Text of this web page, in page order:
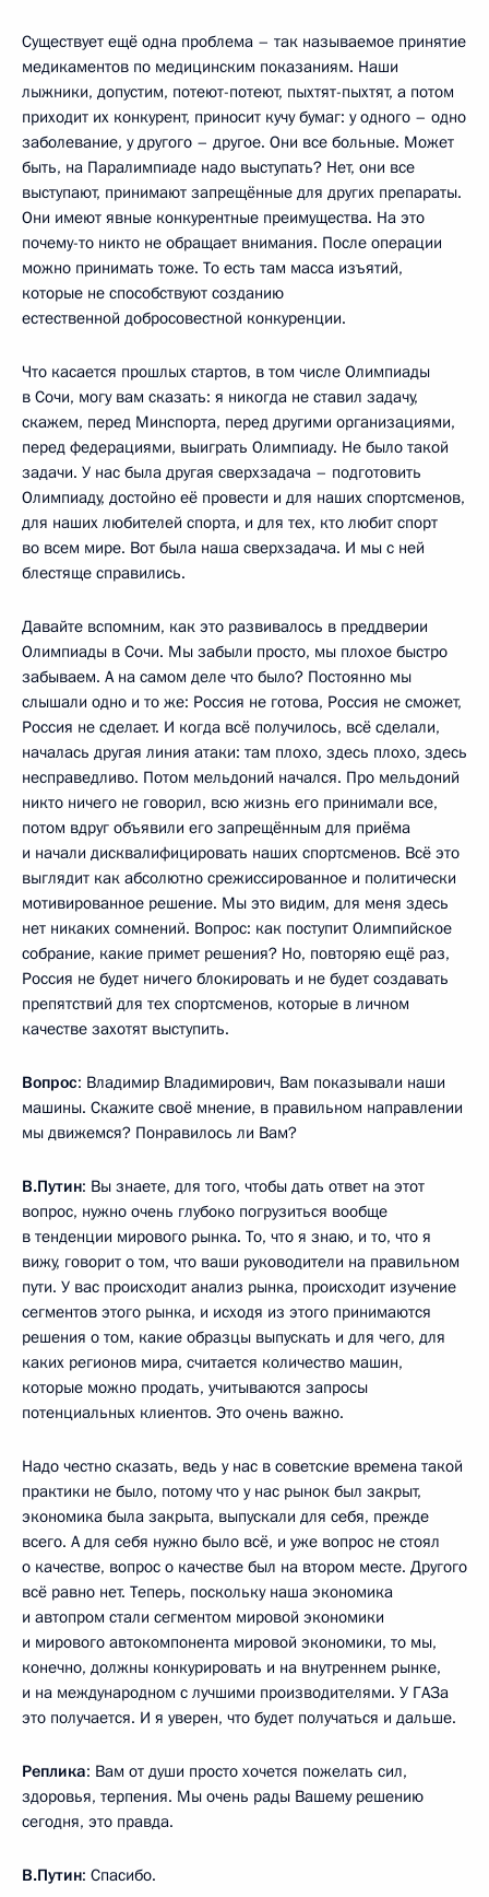
Существует ещё одна проблема – так называемое принятие
медикаментов по медицинским показаниям. Наши
лыжники, допустим, потеют-потеют, пыхтят-пыхтят, а потом
приходит их конкурент, приносит кучу бумаг: у одного – одно
заболевание, у другого – другое. Они все больные. Может
быть, на Паралимпиаде надо выступать? Нет, они все
выступают, принимают запрещённые для других препараты.
Они имеют явные конкурентные преимущества. На это
почему-то никто не обращает внимания. После операции
можно принимать тоже. То есть там масса изъятий,
которые не способствуют созданию
естественной добросовестной конкуренции.
Что касается прошлых стартов, в том числе Олимпиады
в Сочи, могу вам сказать: я никогда не ставил задачу,
скажем, перед Минспорта, перед другими организациями,
перед федерациями, выиграть Олимпиаду. Не было такой
задачи. У нас была другая сверхзадача – подготовить
Олимпиаду, достойно её провести и для наших спортсменов,
для наших любителей спорта, и для тех, кто любит спорт
во всем мире. Вот была наша сверхзадача. И мы с ней
блестяще справились.
Давайте вспомним, как это развивалось в преддверии
Олимпиады в Сочи. Мы забыли просто, мы плохое быстро
забываем. А на самом деле что было? Постоянно мы
слышали одно и то же: Россия не готова, Россия не сможет,
Россия не сделает. И когда всё получилось, всё сделали,
началась другая линия атаки: там плохо, здесь плохо, здесь
несправедливо. Потом мельдоний начался. Про мельдоний
никто ничего не говорил, всю жизнь его принимали все,
потом вдруг объявили его запрещённым для приёма
и начали дисквалифицировать наших спортсменов. Всё это
выглядит как абсолютно срежиссированное и политически
мотивированное решение. Мы это видим, для меня здесь
нет никаких сомнений. Вопрос: как поступит Олимпийское
собрание, какие примет решения? Но, повторяю ещё раз,
Россия не будет ничего блокировать и не будет создавать
препятствий для тех спортсменов, которые в личном
качестве захотят выступить.
Вопрос: Владимир Владимирович, Вам показывали наши
машины. Скажите своё мнение, в правильном направлении
мы движемся? Понравилось ли Вам?
В.Путин: Вы знаете, для того, чтобы дать ответ на этот
вопрос, нужно очень глубоко погрузиться вообще
в тенденции мирового рынка. То, что я знаю, и то, что я
вижу, говорит о том, что ваши руководители на правильном
пути. У вас происходит анализ рынка, происходит изучение
сегментов этого рынка, и исходя из этого принимаются
решения о том, какие образцы выпускать и для чего, для
каких регионов мира, считается количество машин,
которые можно продать, учитываются запросы
потенциальных клиентов. Это очень важно.
Надо честно сказать, ведь у нас в советские времена такой
практики не было, потому что у нас рынок был закрыт,
экономика была закрыта, выпускали для себя, прежде
всего. А для себя нужно было всё, и уже вопрос не стоял
о качестве, вопрос о качестве был на втором месте. Другого
всё равно нет. Теперь, поскольку наша экономика
и автопром стали сегментом мировой экономики
и мирового автокомпонента мировой экономики, то мы,
конечно, должны конкурировать и на внутреннем рынке,
и на международном с лучшими производителями. У ГАЗа
это получается. И я уверен, что будет получаться и дальше.
Реплика: Вам от души просто хочется пожелать сил,
здоровья, терпения. Мы очень рады Вашему решению
сегодня, это правда.
В.Путин: Спасибо.